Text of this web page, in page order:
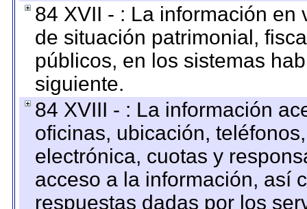
84 XVII - : La información
de situación patrimonial,
públicos, en los sistemas
siguiente.
84 XVIII - : La información
oficinas, ubicación,
electrónica, cuotas y
acceso a la información, así
respuestas dadas por los